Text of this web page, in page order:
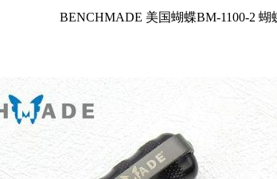
BENCHMADE 美国蝴蝶BM-1100-2 蝴